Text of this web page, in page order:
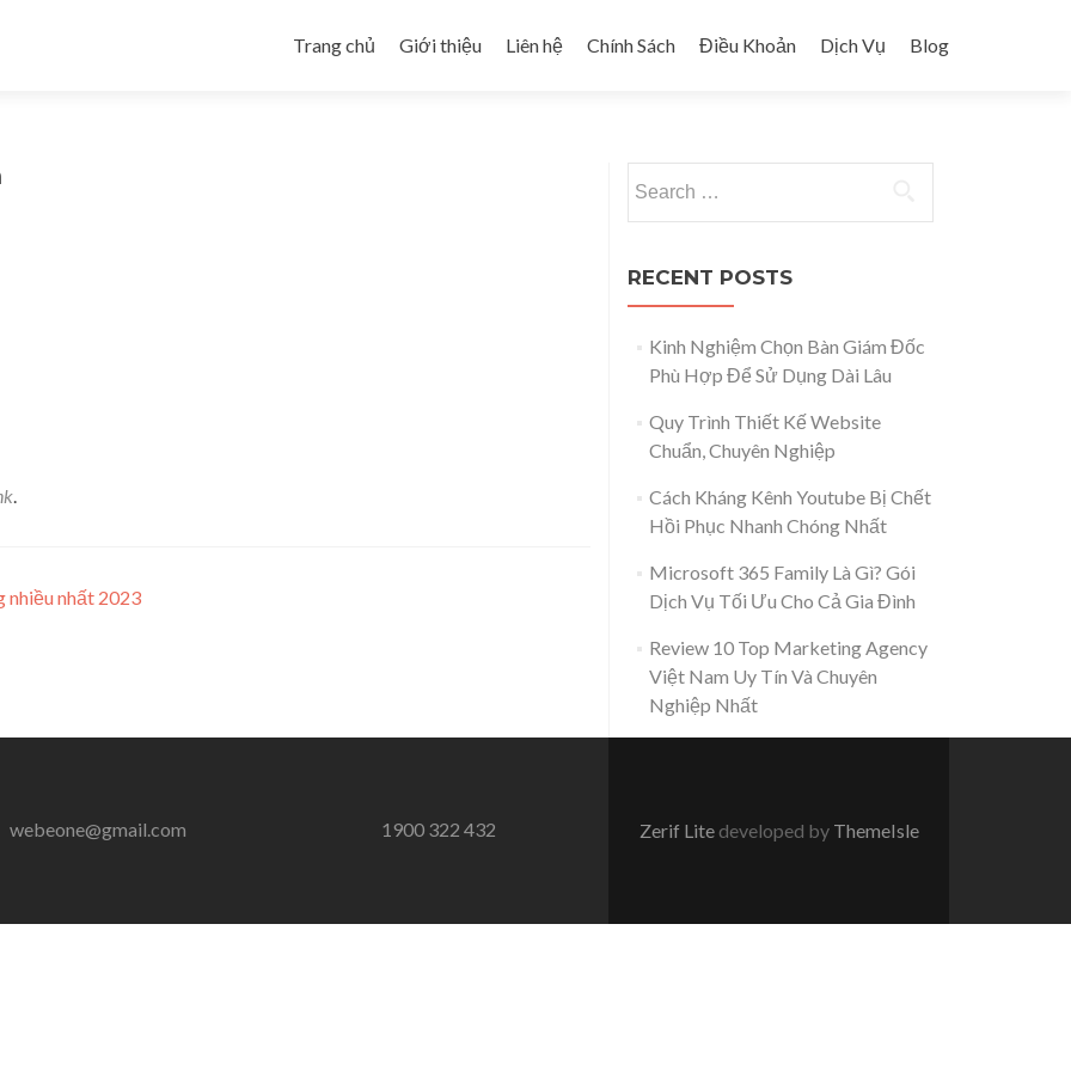
Trang chủ
Giới thiệu Liên hệ Chính Sách Điều Khoản Dịch Vụ Blog
.
nhiều nhất 2023
RECENT POSTS
Kinh Nghiệm Chọn Bàn Giám Đốc
Phù Hợp Để Sử Dụng Dài Lâu
Quy Trình Thiết Kế Website
Chuẩn, Chuyên Nghiệp
Cách Kháng Kênh Youtube Bị Chết
Hồi Phục Nhanh Chóng Nhất
Microsoft 365 Family Là Gì? Gói
Dịch Vụ Tối Ưu Cho Cả Gia Đình
Review 10 Top Marketing Agency
Việt Nam Uy Tín Và Chuyên
Nghiệp Nhất
webeone@gmail.com 1900 322 432 Zerif Lite developed by ThemeIsle